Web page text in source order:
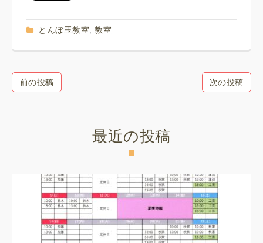
とんぼ玉教室, 教室
前の投稿 次の投稿
最近の投稿